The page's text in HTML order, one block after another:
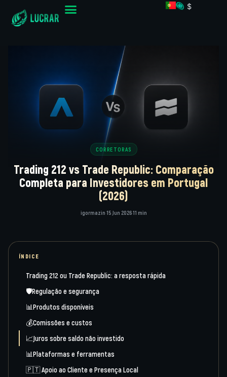
$
CORRETORAS
Trading 212 vs Trade Republic: Comparação
Completa para Investidores em Portugal
(2026)
igormazin·15 Jun 2026·11 min
ÍNDICE
Trading 212 ou Trade Republic: a resposta rápida
🛡Regulação e segurança
📊Produtos disponíveis
💰Comissões e custos
📈Juros sobre saldo não investido
📊Plataformas e ferramentas
🇵🇹 Apoio ao Cliente e Presença Local